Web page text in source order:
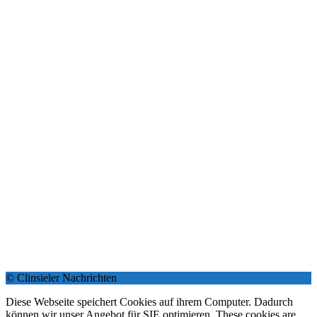
© Clinsieler Nachrichten
Diese Webseite speichert Cookies auf ihrem Computer. Dadurch
können wir unser Angebot für SIE optimieren. These cookies are